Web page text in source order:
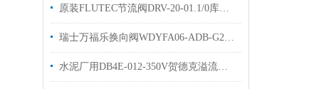
原装FLUTEC节流阀DRV-20-01.1/0库存现货DRV-25-01.X/0贺德克单向阀
瑞士万福乐换向阀WDYFA06-ADB-G24的工作原理
水泥厂用DB4E-012-350V贺德克溢流阀有库存 原装发货